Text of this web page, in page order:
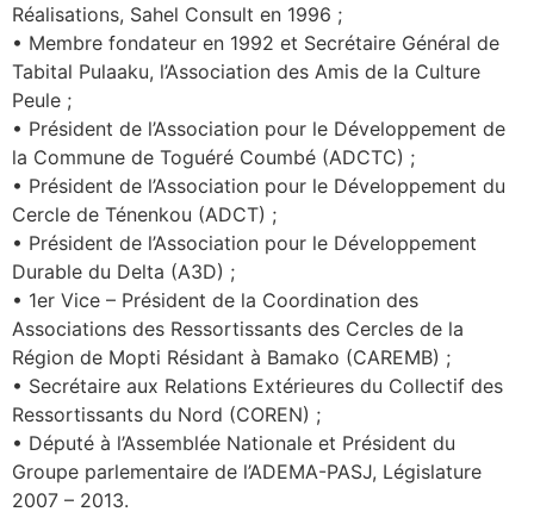
Réalisations, Sahel Consult en 1996 ;
• Membre fondateur en 1992 et Secrétaire Général de
Tabital Pulaaku, l’Association des Amis de la Culture
Peule ;
• Président de l’Association pour le Développement de
la Commune de Toguéré Coumbé (ADCTC) ;
• Président de l’Association pour le Développement du
Cercle de Ténenkou (ADCT) ;
• Président de l’Association pour le Développement
Durable du Delta (A3D) ;
• 1er Vice – Président de la Coordination des
Associations des Ressortissants des Cercles de la
Région de Mopti Résidant à Bamako (CAREMB) ;
• Secrétaire aux Relations Extérieures du Collectif des
Ressortissants du Nord (COREN) ;
• Député à l’Assemblée Nationale et Président du
Groupe parlementaire de l’ADEMA-PASJ, Législature
2007 – 2013.